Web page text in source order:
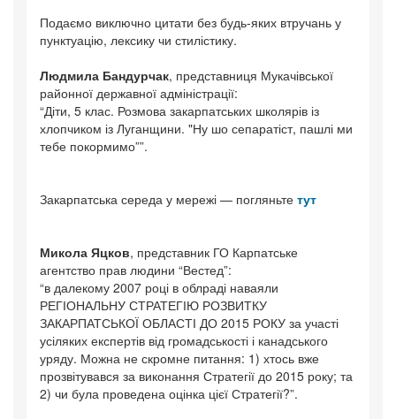
Подаємо виключно цитати без будь-яких втручань у
пунктуацію, лексику чи стилістику.
Людмила Бандурчак, представниця Мукачівської
районної державної адміністрації:
“Діти, 5 клас. Розмова закарпатських школярів із
хлопчиком із Луганщини. "Ну шо сепаратіст, пашлі ми
тебе покормимо””.
Закарпатська середа у мережі — погляньте тут
Микола Яцков, представник ГО Карпатське
агентство прав людини “Вестед”:
“в далекому 2007 році в облраді наваяли
РЕГІОНАЛЬНУ СТРАТЕГІЮ РОЗВИТКУ
ЗАКАРПАТСЬКОЇ ОБЛАСТІ ДО 2015 РОКУ за участі
усіляких експертів від громадськості і канадського
уряду. Можна не скромне питання: 1) хтось вже
прозвітувався за виконання Стратегії до 2015 року; та
2) чи була проведена оцінка цієї Стратегії?”.